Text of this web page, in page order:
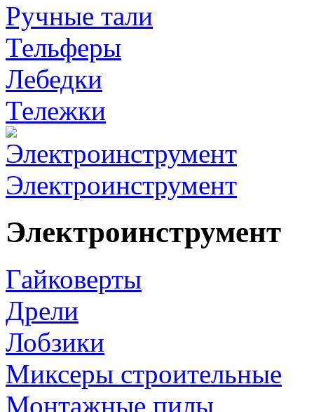
Ручные тали
Тельферы
Лебедки
Тележки
Электроинструмент
Электроинструмент
Гайковерты
Дрели
Лобзики
Миксеры строительные
Монтажные пилы